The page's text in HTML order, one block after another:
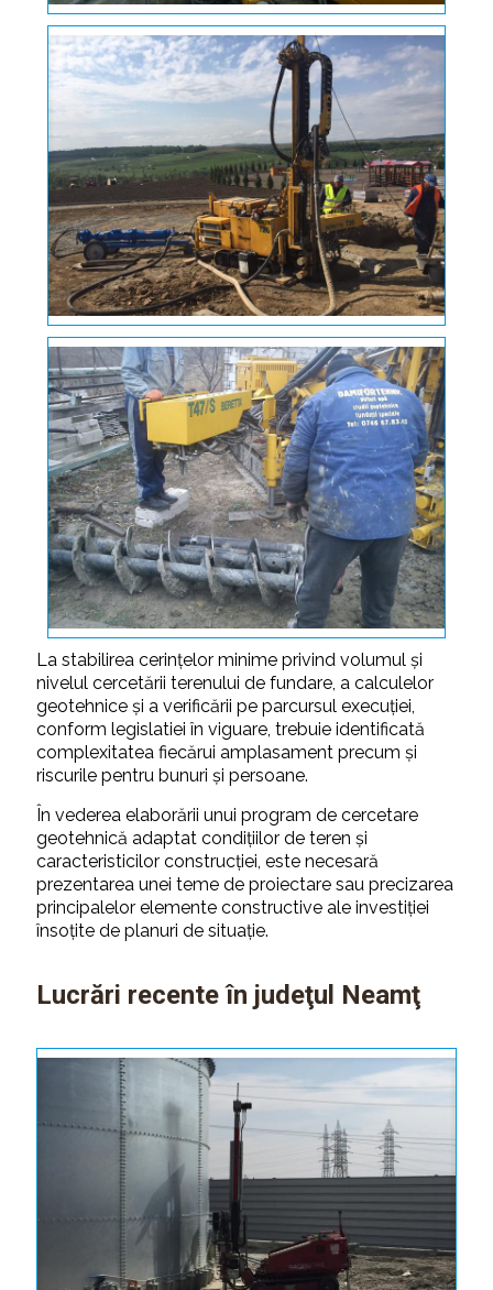
La stabilirea cerinţelor minime privind volumul şi
nivelul cercetării terenului de fundare, a calculelor
geotehnice şi a verificării pe parcursul execuţiei,
conform legislatiei în viguare, trebuie identificată
complexitatea fiecărui amplasament precum şi
riscurile pentru bunuri şi persoane.
În vederea elaborării unui program de cercetare
geotehnică adaptat condiţiilor de teren şi
caracteristicilor construcţiei, este necesară
prezentarea unei teme de proiectare sau precizarea
principalelor elemente constructive ale investiţiei
însoţite de planuri de situaţie.
Lucrări recente în judeţul Neamţ